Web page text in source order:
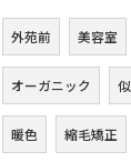
外苑前 美容室
オーガニック
暖色 縮毛矯正